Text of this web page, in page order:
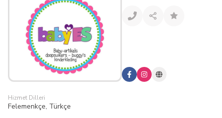
Hizmet Dilleri
Felemenkçe, Türkçe